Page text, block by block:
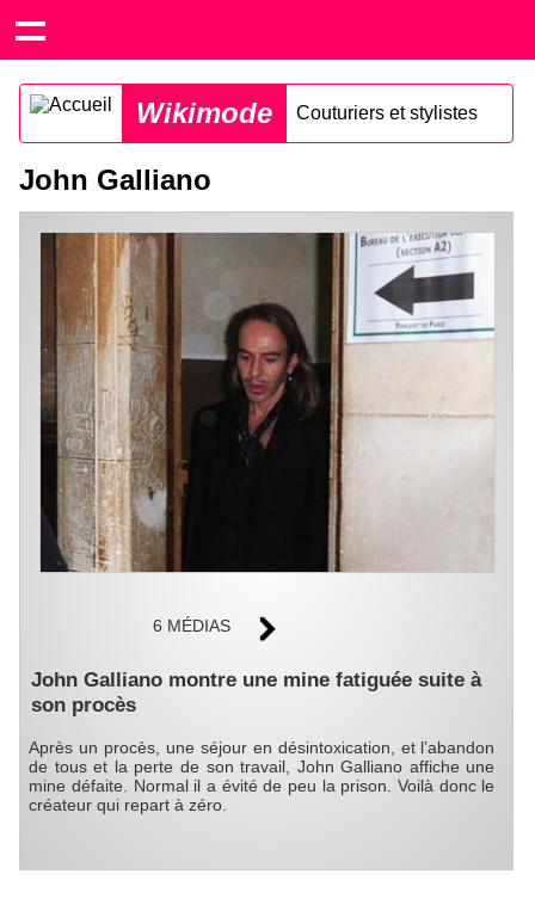
Wikimode Couturiers et stylistes
John Galliano
6 MÉDIAS
John Galliano montre une mine fatiguée suite à
son procès
Après un procès, une séjour en désintoxication, et l’abandon
de tous et la perte de son travail, John Galliano affiche une
mine défaite. Normal il a évité de peu la prison. Voilà donc le
créateur qui repart à zéro.